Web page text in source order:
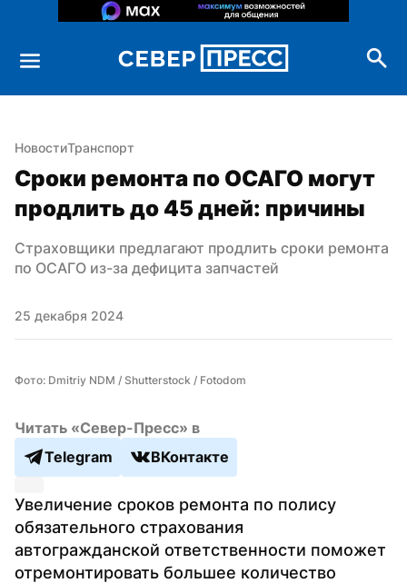
НовостиТранспорт
Сроки ремонта по ОСАГО могут
продлить до 45 дней: причины
Страховщики предлагают продлить сроки ремонта
по ОСАГО из-за дефицита запчастей
25 декабря 2024
Фото: Dmitriy NDM / Shutterstock / Fotodom
Читать «Север-Пресс» в
Telegram
ВКонтакте
Увеличение сроков ремонта по полису
обязательного страхования
автогражданской ответственности поможет
отремонтировать большее количество